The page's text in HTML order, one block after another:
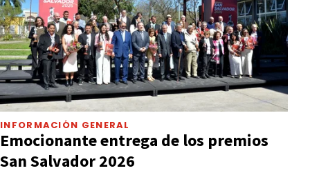
INFORMACIÓN GENERAL
Emocionante entrega de los premios
San Salvador 2026